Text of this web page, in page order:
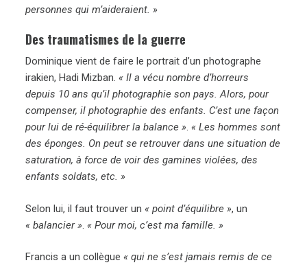
personnes qui m’aideraient. »
Des traumatismes de la guerre
Dominique vient de faire le portrait d’un photographe
irakien, Hadi Mizban.« Il a vécu nombre d’horreurs
depuis 10 ans qu’il photographie son pays. Alors, pour
compenser, il photographie des enfants. C’est une façon
pour lui de ré-équilibrer la balance ».« Les hommes sont
des éponges. On peut se retrouver dans une situation de
saturation, à force de voir des gamines violées, des
enfants soldats, etc. »
Selon lui, il faut trouver un« point d’équilibre », un
« balancier » .« Pour moi, c’est ma famille. »
Francis a un collègue« qui ne s’est jamais remis de ce